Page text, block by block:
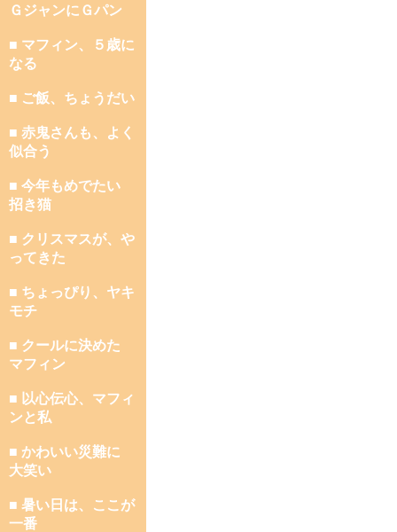
ＧジャンにＧパン
■ マフィン、５歳に
なる
■ ご飯、ちょうだい
■ 赤鬼さんも、よく
似合う
■ 今年もめでたい
招き猫
■ クリスマスが、や
ってきた
■ ちょっぴり、ヤキ
モチ
■ クールに決めた
マフィン
■ 以心伝心、マフィ
ンと私
■ かわいい災難に
大笑い
■ 暑い日は、ここが
一番